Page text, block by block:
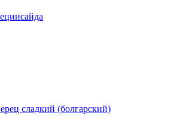
сайда
сладкий (болгарский)